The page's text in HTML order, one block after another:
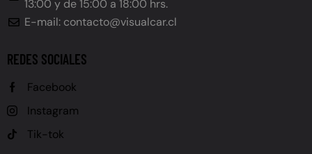
13:00 y de 15:00 a 18:00 hrs.
E-mail: contacto@visualcar.cl
REDES SOCIALES
Facebook
Instagram
Tik-tok